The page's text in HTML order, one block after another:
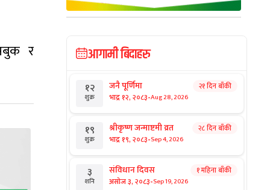
र आगामी बिदाहरु
१२
शुक्र
जनै पूर्णिमा
भाद्र १२, २०८३-Aug 28, 2026
२१ दिन बाँकी
१९
शुक्र
श्रीकृष्ण जन्माष्टमी व्रत
भाद्र १९, २०८३-Sep 4, 2026
२८ दिन बाँकी
३
शनि
संविधान दिवस
असोज ३, २०८३-Sep 19, 2026
१ महिना बाँकी